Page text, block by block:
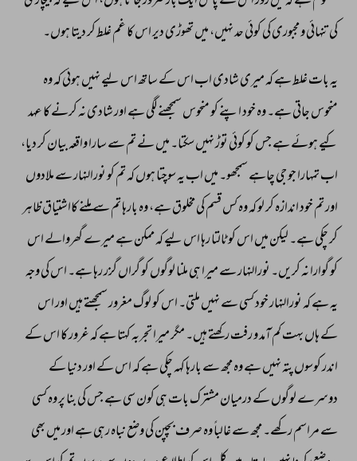
کی تنہائی و مجبوری کی کوئی حد نہیں، میں تھوڑی دیر اس کا غم غلط کر دیتا ہوں۔
یہ بات غلط ہے کہ میری شادی اب اس کے ساتھ اس لیے نہیں ہوئی کہ وہ
منحوس جاتی ہے۔ وہ خود اپنے کو منحوس سمجھنے لگی ہے اور شادی نہ کرنے کا عہد
کیے ہوئے ہے جس کو کوئی توڑ نہیں سکتا۔ میں نے تم سے سارا واقعہ بیان کر دیا،
اب تمہارا جو جی چاہے سمجھو۔ میں اب یہ سوچتا ہوں کہ تم کو نورالنہار سے ملادوں
اور تم خود اندازہ کر لو کہ وہ کس قسم کی مخلوق ہے، وہ بارہا تم سے ملنے کااشتیاق ظاہر
کر چکی ہے۔ لیکن میں اس کو ٹالتا رہا اس لیے کہ ممکن ہے میرے گھروالے اس
کو گوارا نہ کریں۔ نورالنہار سے میرا ہی ملنا لوگوں کو گراں گزر رہا ہے۔ اس کی وجہ
یہ ہے کہ نورالنہار خود کسی سے نہیں ملتی۔ اس کو لوگ مغرور سمجھتے ہیں اور اس
کے ہاں بہت کم آمد و رفت رکھتے ہیں۔ مگر میرا تجربہ کہتا ہے کہ غرور کا اس کے
اندر کوسوں پتہ نہیں ہے وہ مجھ سے بارہا کہہ چکی ہے کہ اس کے اور دنیا کے
دوسرے لوگوں کے درمیان مشترک بات ہی کون سی ہے جس کی بنا پر وہ کسی
سے مراسم رکھے۔ مجھ سے غالباً وہ صرف بچپن کی وضع نباہ رہی ہے اور میں بھی